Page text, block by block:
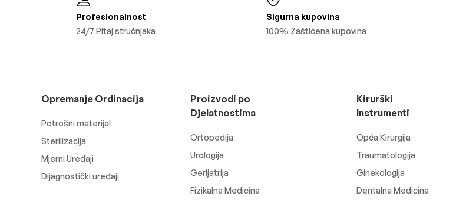
Profesionalnost
24/7 Pitaj stručnjaka
Sigurna kupovina
100% Zaštićena kupovina
Opremanje Ordinacija
Potrošni materijal
Sterilizacija
Mjerni Uređaji
Dijagnostički uređaji
Proizvodi po
Djelatnostima
Ortopedija
Urologija
Gerijatrija
Fizikalna Medicina
Kirurški
Instrumenti
Opća Kirurgija
Traumatologija
Ginekologija
Dentalna Medicina